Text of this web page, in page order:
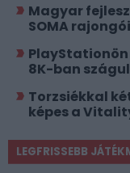
Magyar
SOMA
8K-ban
Torzsiékkal
képes a
LEGFRISSEBB